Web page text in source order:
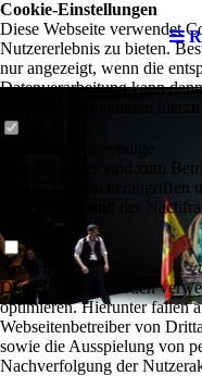
Cookie-Einstellungen
Diese Webseite verwendet
Nutzererlebnis zu bieten.
nur angezeigt, wenn die
Datenverarbeitung kann
Weitere Informationen
Diese Cookies sind zum
Schutz vor Hackerangriffen
konsistenten und der
Analytische
Diese Cookies werden
optimieren. Hierunter fallen
Webseitenbetreiber von
sowie die Ausspielung von
Nachverfolgung der